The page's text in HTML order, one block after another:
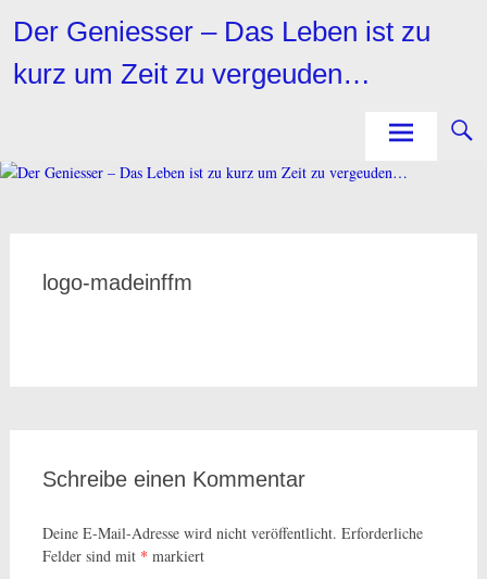
InhaltDer Geniesser – Das Leben ist zu
kurz um Zeit zu vergeuden…
logo-madeinffm
Schreibe einen Kommentar
Deine E-Mail-Adresse wird nicht veröffentlicht. Erforderliche
Felder sind mit * markiert